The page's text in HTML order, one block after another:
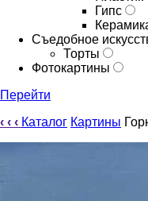
Гипс
Съедобное
Торты
Фотокартины
Перейти
‹ ‹ ‹ Каталог Картины